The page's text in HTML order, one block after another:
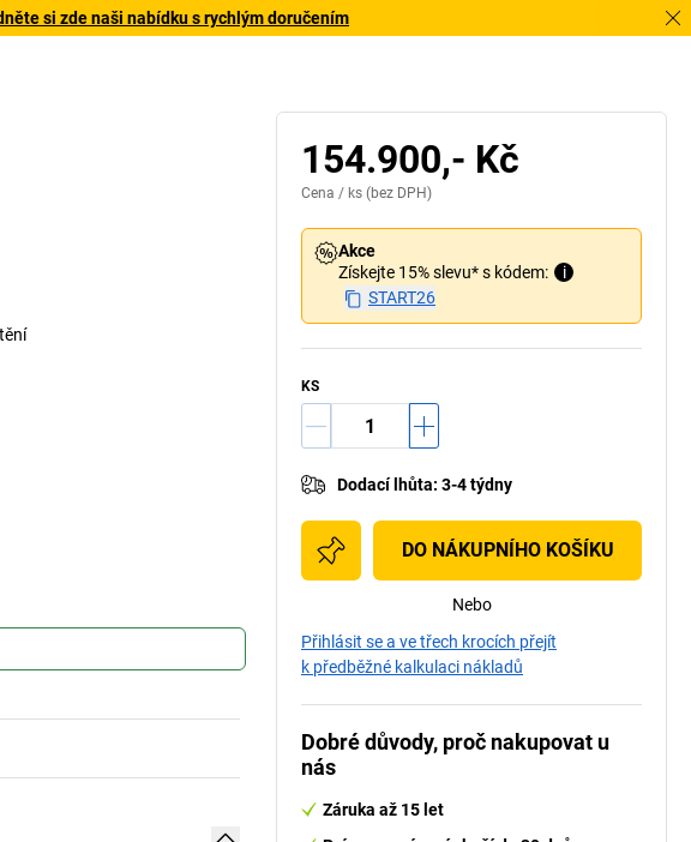
si zde naši nabídku s rychlým doručením
154.900,- Kč
Cena / ks (bez DPH)
Akce
Získejte 15% slevu* s kódem:
i
START26
KS
Dodací lhůta: 3-4 týdny
DO NÁKUPNÍHO KOŠÍKU
Nebo
Přihlásit se a ve třech krocích přejít
k předběžné kalkulaci nákladů
Dobré důvody, proč nakupovat u
nás
Záruka až 15 let